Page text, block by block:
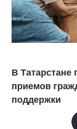
В Татарстане
приемов
поддержки